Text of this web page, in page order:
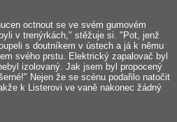
octnout se ve svém gumovém
v trenýrkách," stěžuje si. "Pot, jenž
s doutníkem v ústech a já k němu
svého prstu. Elektrický zapalovač byl
izolovaný. Jak jsem byl propocený
Nejen že se scénu podařilo natočit
k Listerovi ve vaně nakonec žádný